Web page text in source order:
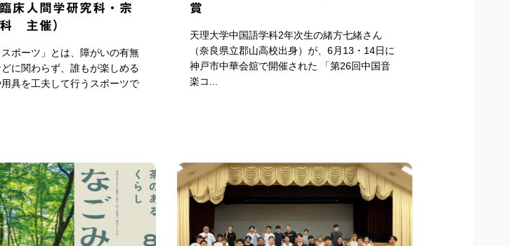
床人間学研究科・宗
主催）
スポーツ」とは、障がいの有無
に関わらず、誰もが楽しめる
具を工夫して行うスポーツで
賞
天理大学中国語学科2年次生の緒方七緒さん
（奈良県立郡山高校出身）が、6月13・14日に
神戸市中華会舘で開催された 「第26回中国音
楽コ...